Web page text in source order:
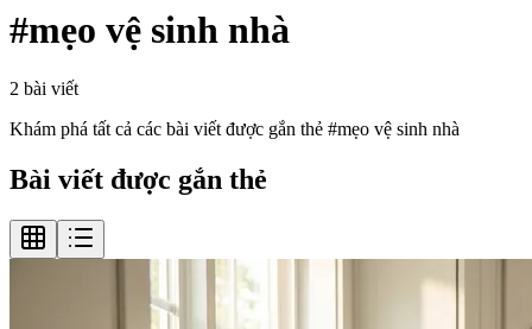
#mẹo vệ sinh nhà
2 bài viết
Khám phá tất cả các bài viết được gắn thẻ #mẹo vệ sinh nhà
Bài viết được gắn thẻ